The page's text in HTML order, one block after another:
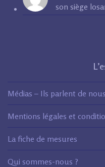
son siège
Médias – Ils parlent de nous
Mentions légales et
La fiche de mesures
Qui sommes-nous ?